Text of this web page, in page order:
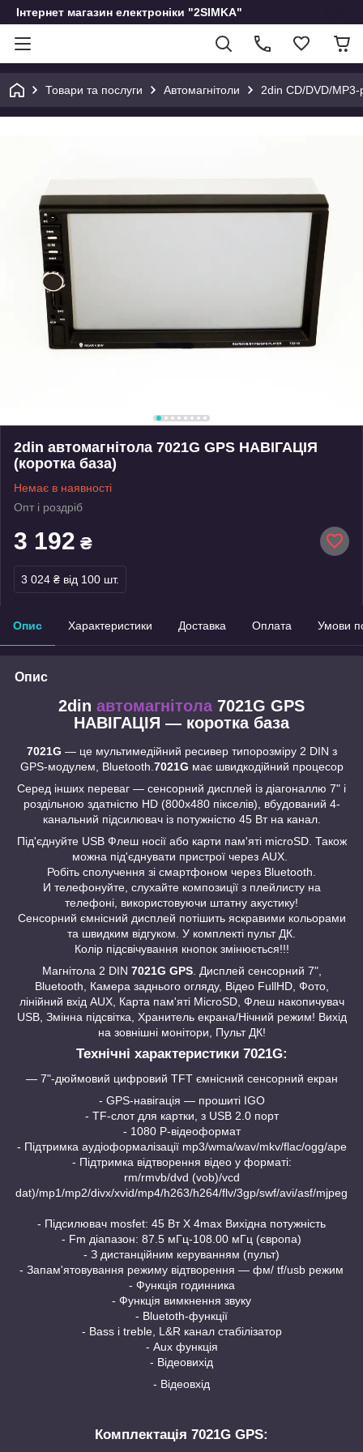
Інтернет магазин електроніки "2SIMKA"
Товари та послуги Автомагнітоли 2din CD/DVD/MP3-
2din автомагнітола 7021G GPS НАВІГАЦІЯ
(коротка база)
Немає в наявності
Опт і роздріб
3 192 ₴
3 024 ₴ від 100 шт.
Опис Характеристики Доставка Оплата Умови
Опис
2din автомагнітола 7021G GPS
НАВІГАЦІЯ — коротка база
7021G — це мультимедійний ресивер типорозміру 2 DIN з
GPS-модулем, Bluetooth.7021G має швидкодійний процесор
Серед інших переваг — сенсорний дисплей із діагоналлю 7" і
роздільною здатністю HD (800x480 пікселів), вбудований 4-
канальний підсилювач із потужністю 45 Вт на канал.
Під'єднуйте USB Флеш носії або карти пам'яті microSD. Також
можна під'єднувати пристрої через AUX.
Робіть сполучення зі смартфоном через Bluetooth.
И телефонуйте, слухайте композиції з плейлисту на
телефоні, використовуючи штатну акустику!
Сенсорний ємнісний дисплей потішить яскравими кольорами
та швидким відгуком. У комплекті пульт ДК.
Колір підсвічування кнопок змінюється!!!
Магнітола 2 DIN 7021G GPS. Дисплей сенсорний 7",
Bluetooth, Камера заднього огляду, Відео FullHD, Фото,
лінійний вхід AUX, Карта пам'яті MicroSD, Флеш накопичувач
USB, Змінна підсвітка, Хранитель екрана/Нічний режим! Вихід
на зовнішні монітори, Пульт ДК!
Технічні характеристики 7021G:
— 7"-дюймовий цифровий TFT ємнісний сенсорний екран
- GPS-навігація — прошиті IGO
- TF-слот для картки, з USB 2.0 порт
- 1080 P-відеоформат
- Підтримка аудіоформалізації mp3/wma/wav/mkv/flac/ogg/ape
- Підтримка відтворення відео у форматі:
rm/rmvb/dvd (vob)/vcd
dat)/mp1/mp2/divx/xvid/mp4/h263/h264/flv/3gp/swf/avi/asf/mjpeg
- Підсилювач mosfet: 45 Вт X 4max Вихідна потужність
- Fm діапазон: 87.5 мГц-108.00 мГц (європа)
- З дистанційним керуванням (пульт)
- Запам'ятовування режиму відтворення — фм/ tf/usb режим
- Функція годинника
- Функція вимкнення звуку
- Bluetoth-функції
- Bass і treble, L&R канал стабілізатор
- Aux функція
- Відеовихід
- Відеовхід
Комплектація 7021G GPS: